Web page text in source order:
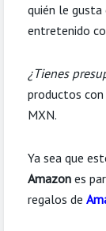
quién le
entretenido
¿Tienes
productos con
MXN.
Ya sea que
Amazon es
regalos de